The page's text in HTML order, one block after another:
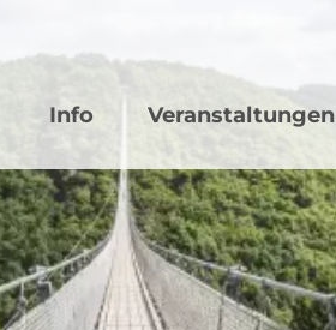
Info Veranstaltungen